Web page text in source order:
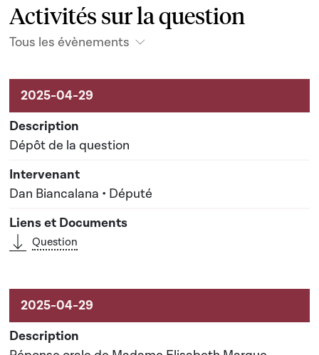
Activités sur la question
Tous les évènements
Activités sur le dossier
Dépôt de la question
Dan Biancalana • Député
Question